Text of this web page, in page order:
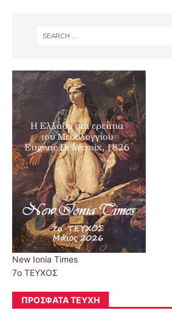
New Ionia Times
7ο ΤΕΥΧΟΣ
ΠΡΌΣΦΑΤΑ ΤΕΎΧΗ